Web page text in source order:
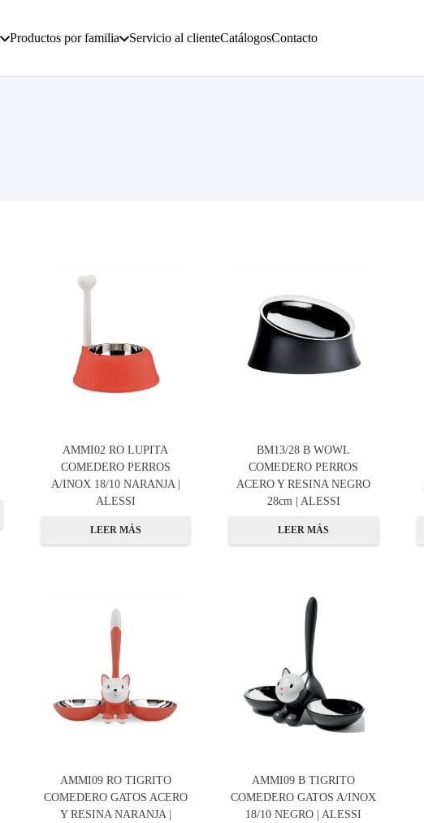
Productos por familia Servicio al clienteCatálogosContacto
AMMI02 RO LUPITA
COMEDERO PERROS
A/INOX 18/10 NARANJA |
ALESSI
LEER MÁS
BM13/28 B WOWL
COMEDERO PERROS
ACERO Y RESINA NEGRO
28cm | ALESSI
LEER MÁS
AMMI09 RO TIGRITO
COMEDERO GATOS ACERO
Y RESINA NARANJA |
AMMI09 B TIGRITO
COMEDERO GATOS A/INOX
18/10 NEGRO | ALESSI